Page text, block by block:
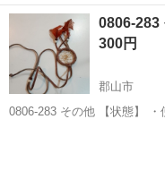
務！嬉しい寮費無料！ワン
内に無料駐車場あり★！《岩手県釜石市》 人気
圧制御機器（シリンダ、バル
岩手 釜石市 釜石駅
0806-283
300円
郡山市
0806-283 その他 【状態】 ・使用に伴う多少のスレ、キズ、落としき